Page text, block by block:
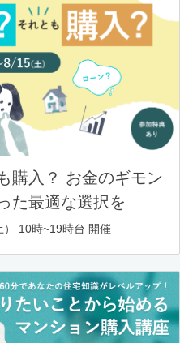
購入？ お金のギモン
た最適な選択を
10時~19時台 開催